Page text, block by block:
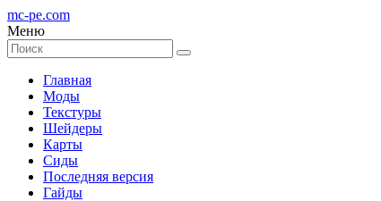
mc-pe.com
Меню
Главная
Моды
Текстуры
Шейдеры
Карты
Сиды
Последняя версия
Гайды